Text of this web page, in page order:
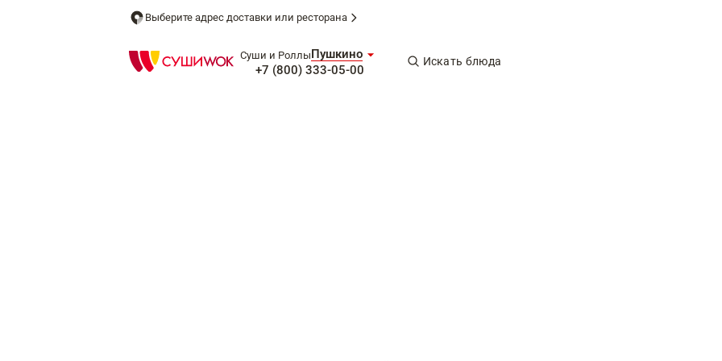
Выберите адрес доставки или ресторана
Суши и РоллыПушкино
+7 (800) 333-05-00
Искать блюда